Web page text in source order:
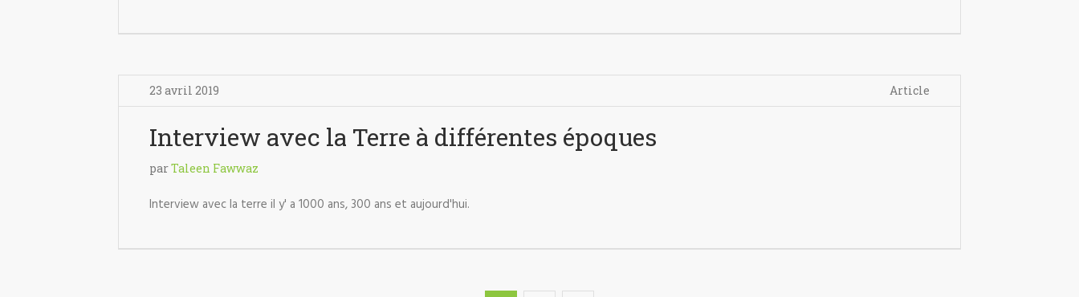
23 avril 2019 Article
Interview avec la Terre à différentes époques
parTaleen Fawwaz
Interview avec la terre il y' a 1000 ans, 300 ans et aujourd'hui.